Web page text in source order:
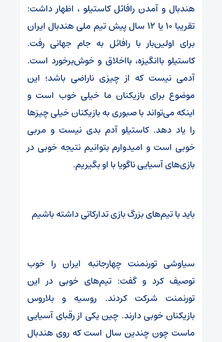
هندبال و آمدن رافائل کاستیلو ، اظهار داشت:
تقریبا ۱۰ یا ۱۲ سال پیش تیم ملی هندبال ایران
برای اولین‌بار با رافائل به جام جهانی رفت.
کاستیلو باانگیزه، بااخلاق و خوش‌برخورد است.
آدمی نیست که از چیزی ناراضی باشد؛ این
موضوع برای بازیکنان ما خیلی خوب است و
اینکه می‌تواند با صبوری به بازیکنان خیلی چیزها
را یاد دهد. کاستیلو آدم بدی نیست و مربی
خوبی است و امیدوارم بتوانیم نتیجه خوبی در
بازی‌های آسیایی ناگویا با او بگیریم.
باید با تیم‌های بزرگ بازی تدارکاتی داشته باشیم
سیاوشی تورنمنت چهارجانبه ایران را خوب
توصیف کرد و گفت: تیم‌های خوبی در این
تورنمنت شرکت کردند. روسیه و بلاروس
بازیکنان خوبی دارند. چین یکی از رقبای آسیایی
ماست چون چندین سال است که روی هندبال